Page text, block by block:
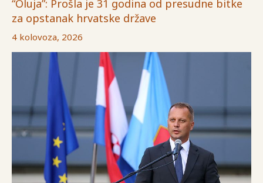
“Oluja”: Prošla je 31 godina od presudne bitke
za opstanak hrvatske države
4 kolovoza, 2026